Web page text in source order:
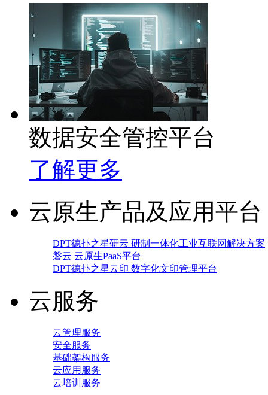
数据安全管控平台
了解更多
云原生产品及应用平台
DPT德扑之星研云 研制一体化工业互联网解决方案
磐云 云原生PaaS平台
DPT德扑之星云印 数字化文印管理平台
云服务
云管理服务
安全服务
基础架构服务
云应用服务
云培训服务